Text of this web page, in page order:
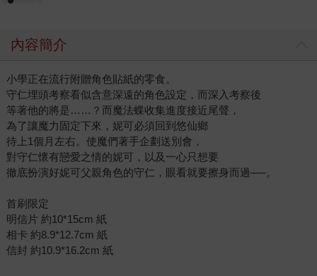
內容簡介
小學正在流行附贈角色貼紙的零食。
守仁埋頭考察看似含意深遠的角色設定，而深入考察後
等著他的將是……？而魔法蝶收集進度接近尾聲，
為了讓魔力固定下來，妮可必須回到悠仙鄉
待上1個月左右。使魔們著手企劃送別會，
對守仁懷有戀愛之情的妮可，以及一心只想要
徹底扮演好妮可父親角色的守仁，眼看就要擦身而過──。
首刷限定
明信片 約10*15cm 紙
相卡 約8.9*12.7cm 紙
信封 約10.9*16.2cm 紙